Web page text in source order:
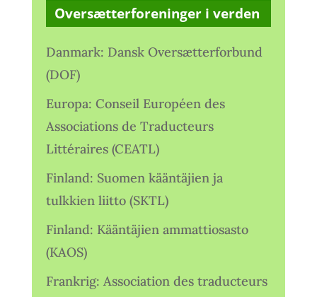
Oversætterforeninger i verden
Danmark: Dansk Oversætterforbund
(DOF)
Europa: Conseil Européen des
Associations de Traducteurs
Littéraires (CEATL)
Finland: Suomen kääntäjien ja
tulkkien liitto (SKTL)
Finland: Kääntäjien ammattiosasto
(KAOS)
Frankrig: Association des traducteurs